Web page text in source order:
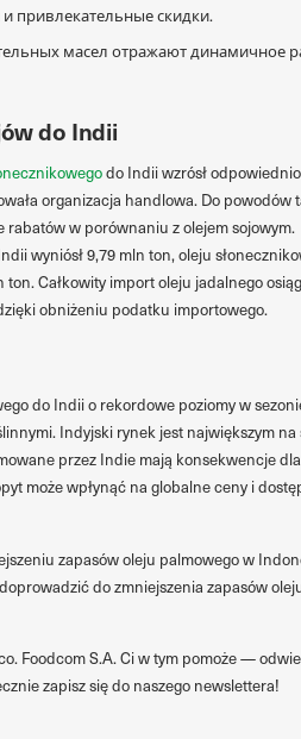
привлекательные скидки.
масел отражают динамичное
do Indii
do Indii wzrósł odpowiednio
organizacja handlowa. Do powodów
w porównaniu z olejem sojowym.
wyniósł 9,79 mln ton, oleju
ton. Całkowity import oleju jadalnego
obniżeniu podatku importowego.
do Indii o rekordowe poziomy w
Indyjski rynek jest największym
przez Indie mają konsekwencje
może wpłynąć na globalne ceny i
zapasów oleju palmowego w
do zmniejszenia zapasów
Foodcom S.A. Ci w tym pomoże —
zapisz się do naszego newslettera!